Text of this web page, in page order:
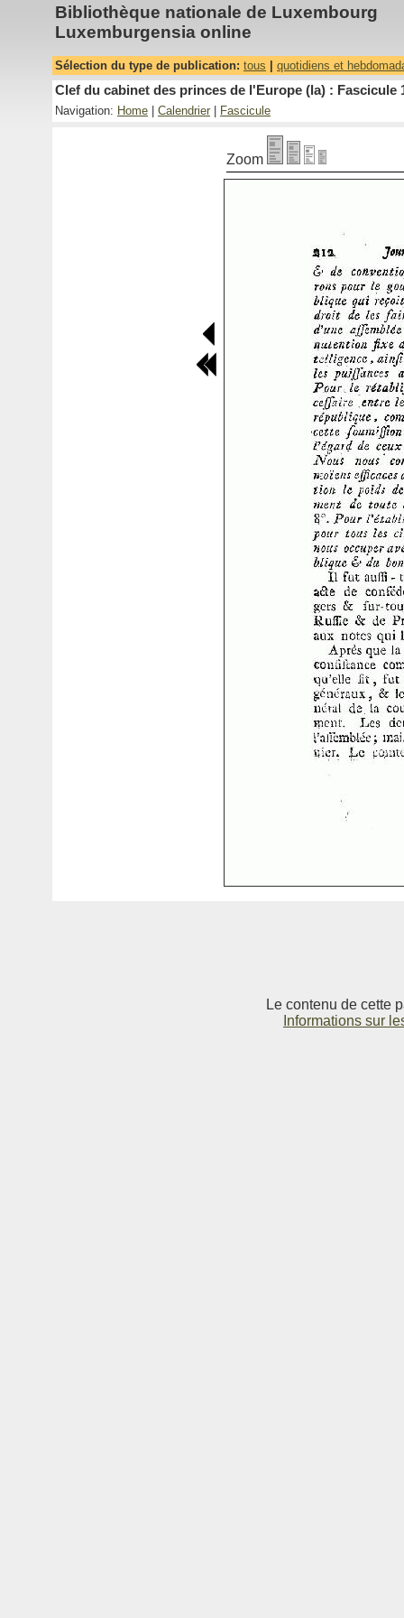
Bibliothèque nationale de Luxembourg
Luxemburgensia online
Sélection du type de publication: tous quotidiens et
Clef du cabinet des princes de l'Europe (la) : Fascicule
Navigation: Home Calendrier Fascicule
Zoom
Le contenu de cette
Informations sur